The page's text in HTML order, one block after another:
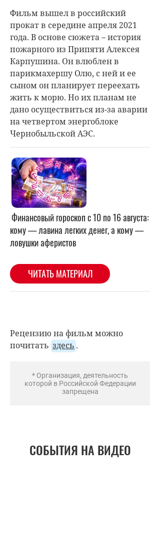
Фильм вышел в российский
прокат в середине апреля 2021
года. В основе сюжета – история
пожарного из Припяти Алексея
Карпушина. Он влюблен в
парикмахершу Олю, с ней и ее
сыном он планирует переехать
жить к морю. Но их планам не
дано осуществиться из-за аварии
на четвертом энергоблоке
Чернобыльской АЭС.
Рецензию на фильм можно
почитать здесь .
* Организация, деятельность
которой в Российской Федерации
запрещена
СОБЫТИЯ НА ВИДЕО